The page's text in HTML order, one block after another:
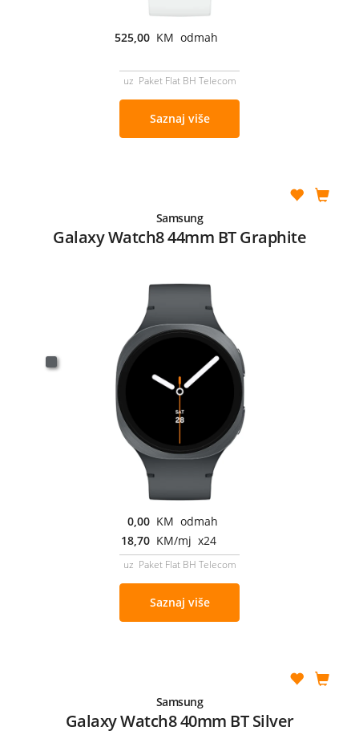
525,00 KM odmah
uz Paket Flat BH Telecom
Saznaj više
Samsung
Galaxy Watch8 44mm BT Graphite
0,00 KM odmah
18,70 KM/mj x24
uz Paket Flat BH Telecom
Saznaj više
Samsung
Galaxy Watch8 40mm BT Silver